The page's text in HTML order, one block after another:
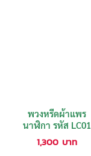
พวงหรีดผ้าแพร
นาฬิกา รหัส LC01
1,300 บาท